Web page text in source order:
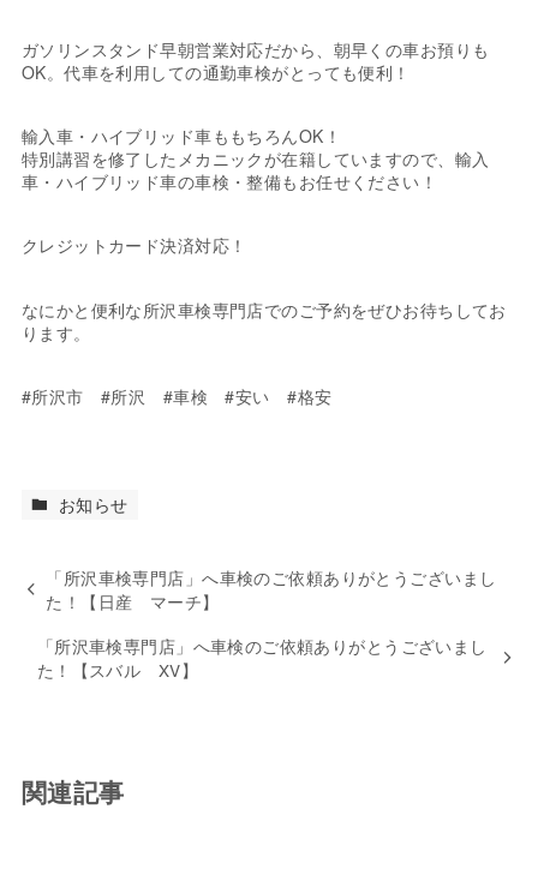
ガソリンスタンド早朝営業対応だから、朝早くの車お預りも
OK。代車を利用しての通勤車検がとっても便利！
輸入車・ハイブリッド車ももちろんOK！
特別講習を修了したメカニックが在籍していますので、輸入
車・ハイブリッド車の車検・整備もお任せください！
クレジットカード決済対応！
なにかと便利な所沢車検専門店でのご予約をぜひお待ちしてお
ります。
#所沢市 #所沢 #車検 #安い #格安
お知らせ
「所沢車検専門店」へ車検のご依頼ありがとうございまし
た！【日産 マーチ】
「所沢車検専門店」へ車検のご依頼ありがとうございまし
た！【スバル XV】
関連記事